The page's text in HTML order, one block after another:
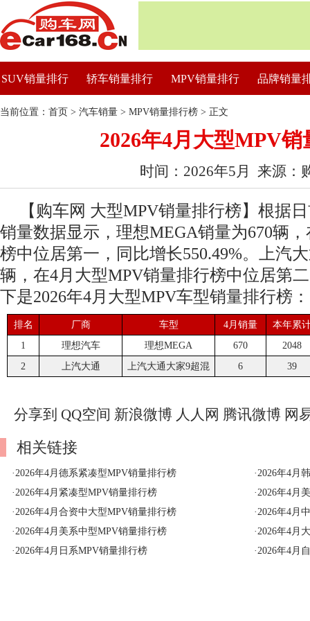
SUV销量排行 轿车销量排行 MPV销量排行 品牌销量
当前位置： 首页 > 汽车销量 > MPV销量排行榜 > 正文
2026年4月大型MPV销
时间：2026年5月 来源：
【购车网 大型MPV销量排行榜】根据
销量数据显示，理想MEGA销量为670辆
榜中位居第一，同比增长550.49%。上汽
辆，在4月大型MPV销量排行榜中位居第
下是2026年4月大型MPV车型销量排行榜：
排名 厂商 车型 4月销量
本年累
1
理想汽车 理想MEGA 670
2048
2
上汽大通 上汽大通大家9超混 6 39
分享到 QQ空间 新浪微博 人人网 腾讯微博 网
相关链接
·2026年4月德系紧凑型MPV销量排行榜 ·2026年4月
·2026年4月紧凑型MPV销量排行榜 ·2026年4月
·2026年4月合资中大型MPV销量排行榜 ·2026年4月
·2026年4月美系中型MPV销量排行榜 ·2026年4月
·2026年4月日系MPV销量排行榜 ·2026年4月